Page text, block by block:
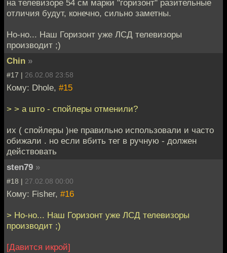
на телевизоре 54 см марки "горизонт" разительные
отличия будут, конечно, сильно заметны.
Но-но... Наш Горизонт уже ЛСД телевизоры
производит ;)
Chin »
#17 | 26.02.08 23:58
Кому: Dhole, #15
> > а што - спойлеры отменили?
их ( спойлеры )не правильно использовали и часто
обижали . но если вбить тег в ручную - должен
действовать
sten79 »
#18 | 27.02.08 00:00
Кому: Fisher, #16
> Но-но... Наш Горизонт уже ЛСД телевизоры
производит ;)
[Давится икрой]